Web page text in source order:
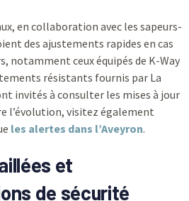
en collaboration avec les sapeurs-
des ajustements rapides en cas
notamment ceux équipés de K-Way
résistants fournis par La
invités à consulter les mises à jour
l’évolution, visitez également
les alertes dans l’Aveyron.
et
de sécurité